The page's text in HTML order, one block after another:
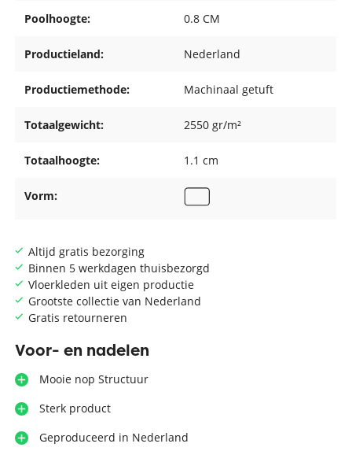
Altijd gratis bezorging
Binnen 5 werkdagen thuisbezorgd
Vloerkleden uit eigen productie
Grootste collectie van Nederland
Gratis retourneren
Voor- en nadelen
Mooie nop Structuur
Sterk product
Geproduceerd in Nederland
Poolhoogte: 0.8 CM
Productieland: Nederland
Productiemethode: Machinaal getuft
Totaalgewicht: 2550 gr/m²
Totaalhoogte: 1.1 cm
Vorm: